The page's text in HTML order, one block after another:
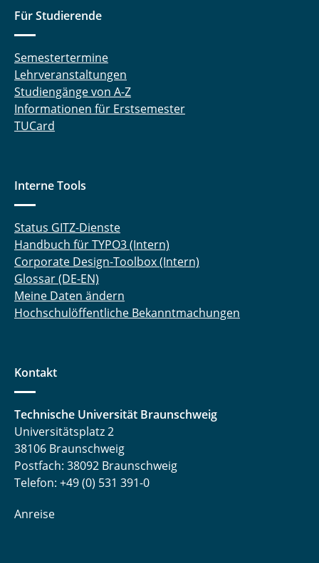
Für Studierende
Semestertermine
Lehrveranstaltungen
Studiengänge von A-Z
Informationen für Erstsemester
TUCard
Interne Tools
Status GITZ-Dienste
Handbuch für TYPO3 (Intern)
Corporate Design-Toolbox (Intern)
Glossar (DE-EN)
Meine Daten ändern
Hochschulöffentliche Bekanntmachungen
Kontakt
Technische Universität Braunschweig
Universitätsplatz 2
38106 Braunschweig
Postfach: 38092 Braunschweig
Telefon: +49 (0) 531 391-0
Anreise